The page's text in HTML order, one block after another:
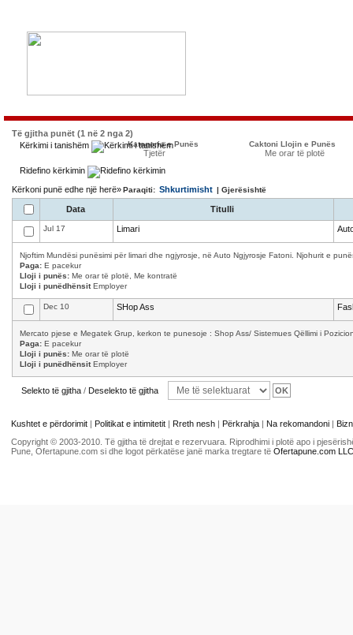
Të gjitha punët (1 në 2 nga 2)
Kërkimi i tanishëm
Kategoria e Punës
Tjetër
Caktoni Llojin e Punës
Me orar të plotë
Ridefino kërkimin
Kërkoni punë edhe një herë»Paraqiti: Shkurtimisht | Gjerësishtë
Data Titulli
Jul 17 Limari
Njoftim Mundësi punësimi për limari dhe ngjyrosje, në Auto Ngjyrosje Fatoni. Njohurit e
Paga: E pacekur
Lloji i punës: Me orar të plotë, Me kontratë
Lloji i punëdhënsitEmployer
Dec 10 SHop Ass
Mercato pjese e Megatek Grup, kerkon te punesoje : Shop Ass/ Sistemues Qëllimi i
Paga: E pacekur
Lloji i punës: Me orar të plotë
Lloji i punëdhënsitEmployer
Selekto të gjitha / Deselekto të gjitha
Kushtet e përdorimit | Politikat e intimitetit | Rreth nesh | Përkrahja | Na rekomandoni |
Copyright © 2003-2010. Të gjitha të drejtat e rezervuara. Riprodhimi i plotë apo i
Pune, Ofertapune.com si dhe logot përkatëse janë marka tregtare të Ofertapune.com LLC